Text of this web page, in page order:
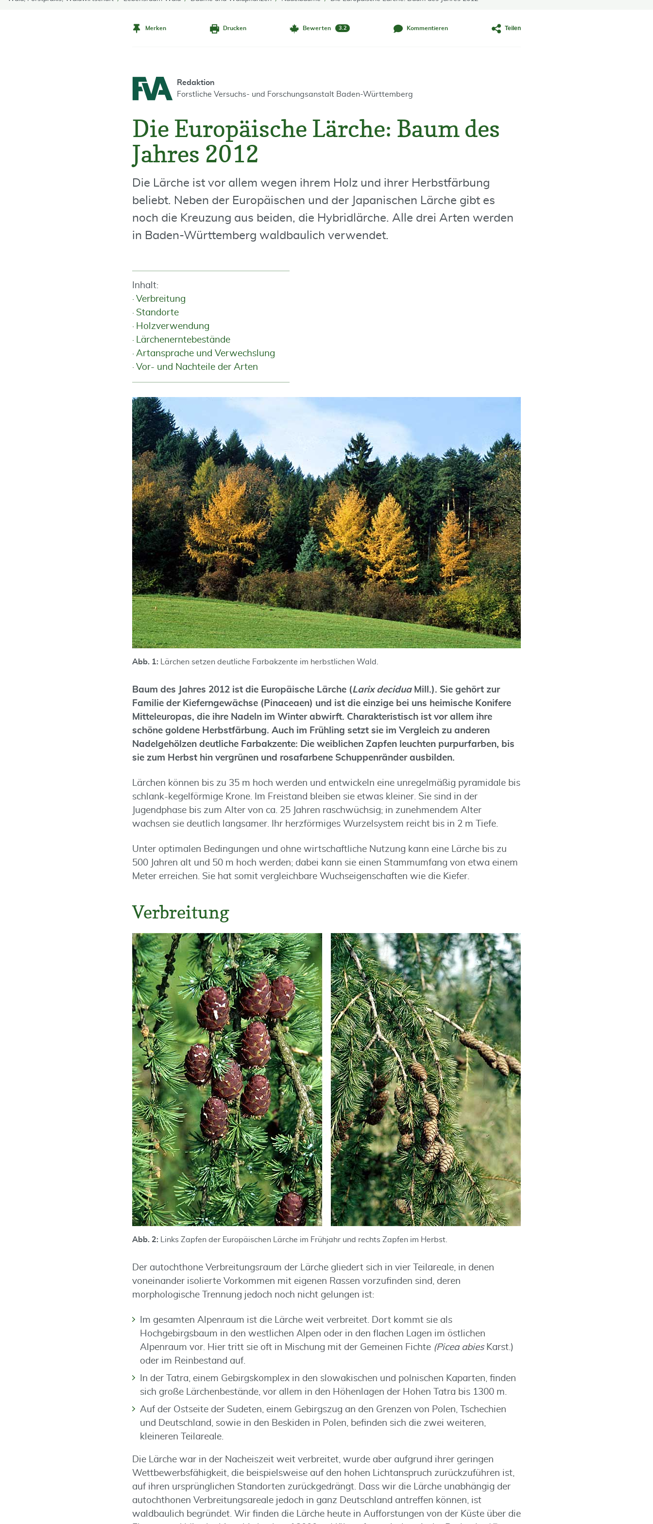
Merken Drucken Bewerten 3.2 Kommentieren Teilen
Redaktion
Forstliche Versuchs- und Forschungsanstalt Baden-Württemberg
Die Europäische Lärche: Baum des
Jahres 2012
Die Lärche ist vor allem wegen ihrem Holz und ihrer Herbstfärbung
beliebt. Neben der Europäischen und der Japanischen Lärche gibt es
noch die Kreuzung aus beiden, die Hybridlärche. Alle drei Arten werden
in Baden-Württemberg waldbaulich verwendet.
Inhalt:
Verbreitung
Standorte
Holzverwendung
Lärchenerntebestände
Artansprache und Verwechslung
Vor- und Nachteile der Arten
Abb. 1: Lärchen setzen deutliche Farbakzente im herbstlichen Wald.
Baum des Jahres 2012 ist die Europäische Lärche (Larix decidua Mill.). Sie gehört zur
Familie der Kieferngewächse (Pinaceaen) und ist die einzige bei uns heimische Konifere
Mitteleuropas, die ihre Nadeln im Winter abwirft. Charakteristisch ist vor allem ihre
schöne goldene Herbstfärbung. Auch im Frühling setzt sie im Vergleich zu anderen
Nadelgehölzen deutliche Farbakzente: Die weiblichen Zapfen leuchten purpurfarben, bis
sie zum Herbst hin vergrünen und rosafarbene Schuppenränder ausbilden.
Lärchen können bis zu 35 m hoch werden und entwickeln eine unregelmäßig pyramidale bis
schlank-kegelförmige Krone. Im Freistand bleiben sie etwas kleiner. Sie sind in der
Jugendphase bis zum Alter von ca. 25 Jahren raschwüchsig; in zunehmendem Alter
wachsen sie deutlich langsamer. Ihr herzförmiges Wurzelsystem reicht bis in 2 m Tiefe.
Unter optimalen Bedingungen und ohne wirtschaftliche Nutzung kann eine Lärche bis zu
500 Jahren alt und 50 m hoch werden; dabei kann sie einen Stammumfang von etwa einem
Meter erreichen. Sie hat somit vergleichbare Wuchseigenschaften wie die Kiefer.
Verbreitung
Abb. 2: Links Zapfen der Europäischen Lärche im Frühjahr und rechts Zapfen im Herbst.
Der autochthone Verbreitungsraum der Lärche gliedert sich in vier Teilareale, in denen
voneinander isolierte Vorkommen mit eigenen Rassen vorzufinden sind, deren
morphologische Trennung jedoch noch nicht gelungen ist:
Im gesamten Alpenraum ist die Lärche weit verbreitet. Dort kommt sie als
Hochgebirgsbaum in den westlichen Alpen oder in den flachen Lagen im östlichen
Alpenraum vor. Hier tritt sie oft in Mischung mit der Gemeinen Fichte (Picea abies Karst.)
oder im Reinbestand auf.
In der Tatra, einem Gebirgskomplex in den slowakischen und polnischen Kaparten, finden
sich große Lärchenbestände, vor allem in den Höhenlagen der Hohen Tatra bis 1300 m.
Auf der Ostseite der Sudeten, einem Gebirgszug an den Grenzen von Polen, Tschechien
und Deutschland, sowie in den Beskiden in Polen, befinden sich die zwei weiteren,
kleineren Teilareale.
Die Lärche war in der Nacheiszeit weit verbreitet, wurde aber aufgrund ihrer geringen
Wettbewerbsfähigkeit, die beispielsweise auf den hohen Lichtanspruch zurückzuführen ist,
auf ihren ursprünglichen Standorten zurückgedrängt. Dass wir die Lärche unabhängig der
autochthonen Verbreitungsareale jedoch in ganz Deutschland antreffen können, ist
waldbaulich begründet. Wir finden die Lärche heute in Aufforstungen von der Küste über die